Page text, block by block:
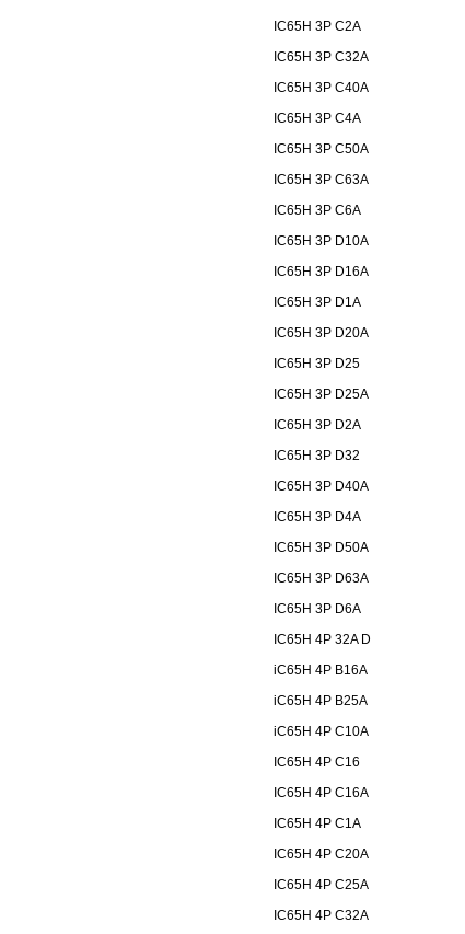
IC65H 3P C2A
IC65H 3P C32A
IC65H 3P C40A
IC65H 3P C4A
IC65H 3P C50A
IC65H 3P C63A
IC65H 3P C6A
IC65H 3P D10A
IC65H 3P D16A
IC65H 3P D1A
IC65H 3P D20A
IC65H 3P D25
IC65H 3P D25A
IC65H 3P D2A
IC65H 3P D32
IC65H 3P D40A
IC65H 3P D4A
IC65H 3P D50A
IC65H 3P D63A
IC65H 3P D6A
IC65H 4P 32A D
iC65H 4P B16A
iC65H 4P B25A
iC65H 4P C10A
IC65H 4P C16
IC65H 4P C16A
IC65H 4P C1A
IC65H 4P C20A
IC65H 4P C25A
IC65H 4P C32A